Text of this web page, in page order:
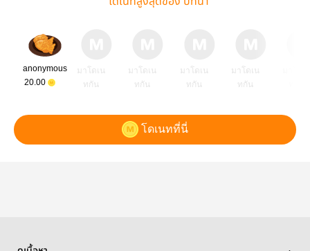
anonymous
20.00
มาโดเน
ทกัน
มาโดเน
ทกัน
มาโดเน
ทกัน
มาโดเน
ทกัน
โดเนทที่นี่